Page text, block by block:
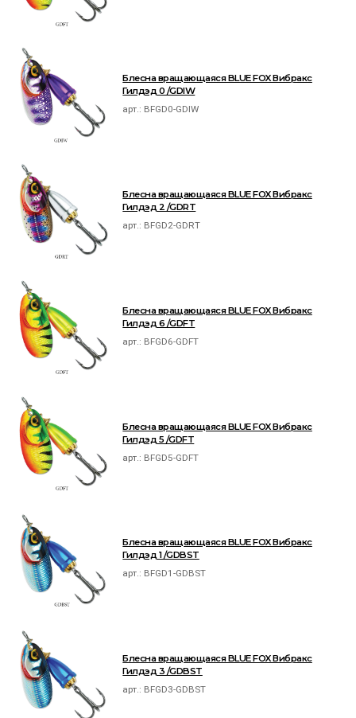
Блесна вращающаяся BLUE FOX Вибракс
Гилдэд 0 /GDIW
арт.: BFGD0-GDIW
Блесна вращающаяся BLUE FOX Вибракс
Гилдэд 2 /GDRT
арт.: BFGD2-GDRT
Блесна вращающаяся BLUE FOX Вибракс
Гилдэд 6 /GDFT
арт.: BFGD6-GDFT
Блесна вращающаяся BLUE FOX Вибракс
Гилдэд 5 /GDFT
арт.: BFGD5-GDFT
Блесна вращающаяся BLUE FOX Вибракс
Гилдэд 1 /GDBST
арт.: BFGD1-GDBST
Блесна вращающаяся BLUE FOX Вибракс
Гилдэд 3 /GDBST
арт.: BFGD3-GDBST